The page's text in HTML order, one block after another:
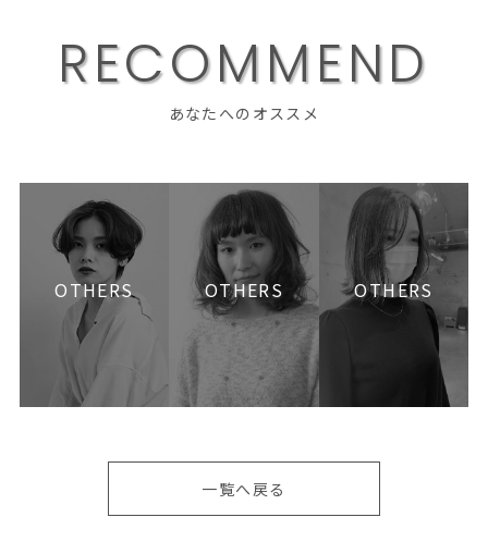
RECOMMEND
あなたへのオススメ
OTHERS OTHERS OTHERS
一覧へ戻る